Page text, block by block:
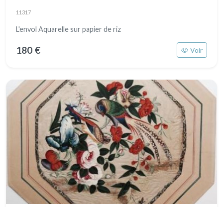
11317
L'envol Aquarelle sur papier de riz
180 € Voir